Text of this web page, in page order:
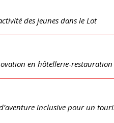
des jeunes dans le Lot
en hôtellerie-restauration
inclusive pour un